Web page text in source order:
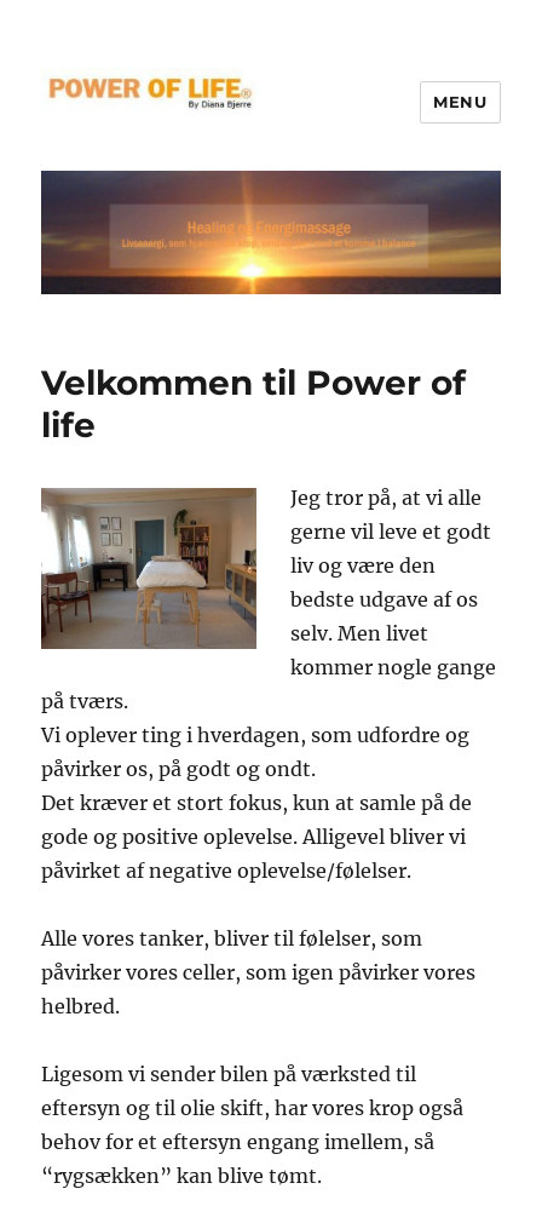
MENU
Velkommen til Power of
life
Jeg tror på, at vi alle
gerne vil leve et godt
liv og være den
bedste udgave af os
selv. Men livet
kommer nogle gange
på tværs.
Vi oplever ting i hverdagen, som udfordre og
påvirker os, på godt og ondt.
Det kræver et stort fokus, kun at samle på de
gode og positive oplevelse. Alligevel bliver vi
påvirket af negative oplevelse/følelser.
Alle vores tanker, bliver til følelser, som
påvirker vores celler, som igen påvirker vores
helbred.
Ligesom vi sender bilen på værksted til
eftersyn og til olie skift, har vores krop også
behov for et eftersyn engang imellem, så
“rygsækken” kan blive tømt.